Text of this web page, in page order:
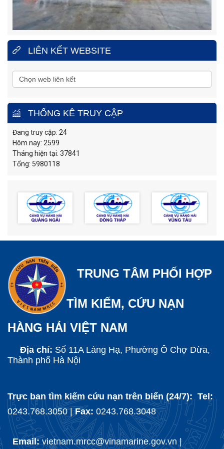
LIÊN KẾT WEBSITE
THỐNG KÊ TRUY CẬP
Đang truy cập: 24
Hôm nay: 2599
Tháng hiện tại: 37841
Tổng: 5980118
TRUNG TÂM PHỐI HỢP
TÌM KIẾM, CỨU NẠN
HÀNG HẢI VIỆT NAM
Địa chỉ: Số 11A Láng Hạ, Phường Ô Chợ Dừa,
Thành phố Hà Nội
Trực ban tìm kiếm cứu nạn trên biển (24/7): Tel:
0243.768.3050 |Fax: 0243.768.3048
Email:vietnam.mrcc@vinamarine.gov.vn |